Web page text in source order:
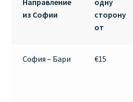
Авиабилеты Ryanair на Тенерифе
АВИАБИЛЕТЫ RYANAIR ОТ € 12
АВИАБИЛЕТЫ ВИЛЬНЮС
Направление
из Софии
одну
сторону
от
София – Бари €15